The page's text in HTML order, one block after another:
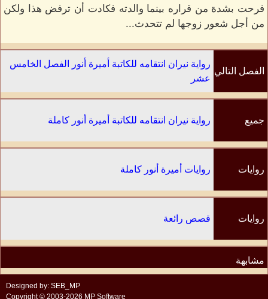
فرحت بشدة من قراره بينما والدته فكادت أن ترفض هذا ولكن
من أجل شعور زوجها لم تتحدث...
الفصل التالي
رواية نيران انتقامه للكاتبة أميرة أنور الفصل الخامس
عشر
جميع رواية نيران انتقامه للكاتبة أميرة أنور كاملة
روايات روايات أميرة أنور كاملة
روايات
مشابهة
قصص رائعة
Designed by: SEB_MP
Copyright © 2003-2026 MP Software